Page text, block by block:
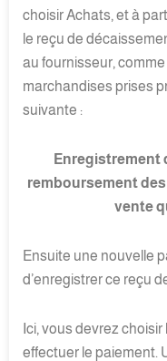
choisir Achats, et à
le reçu de
au fournisseur,
marchandises prises
suivante :
Enregistrement
remboursement
vente
Ensuite une nouvelle
d’enregistrer ce reçu
Ici, vous devrez
effectuer le paiement.